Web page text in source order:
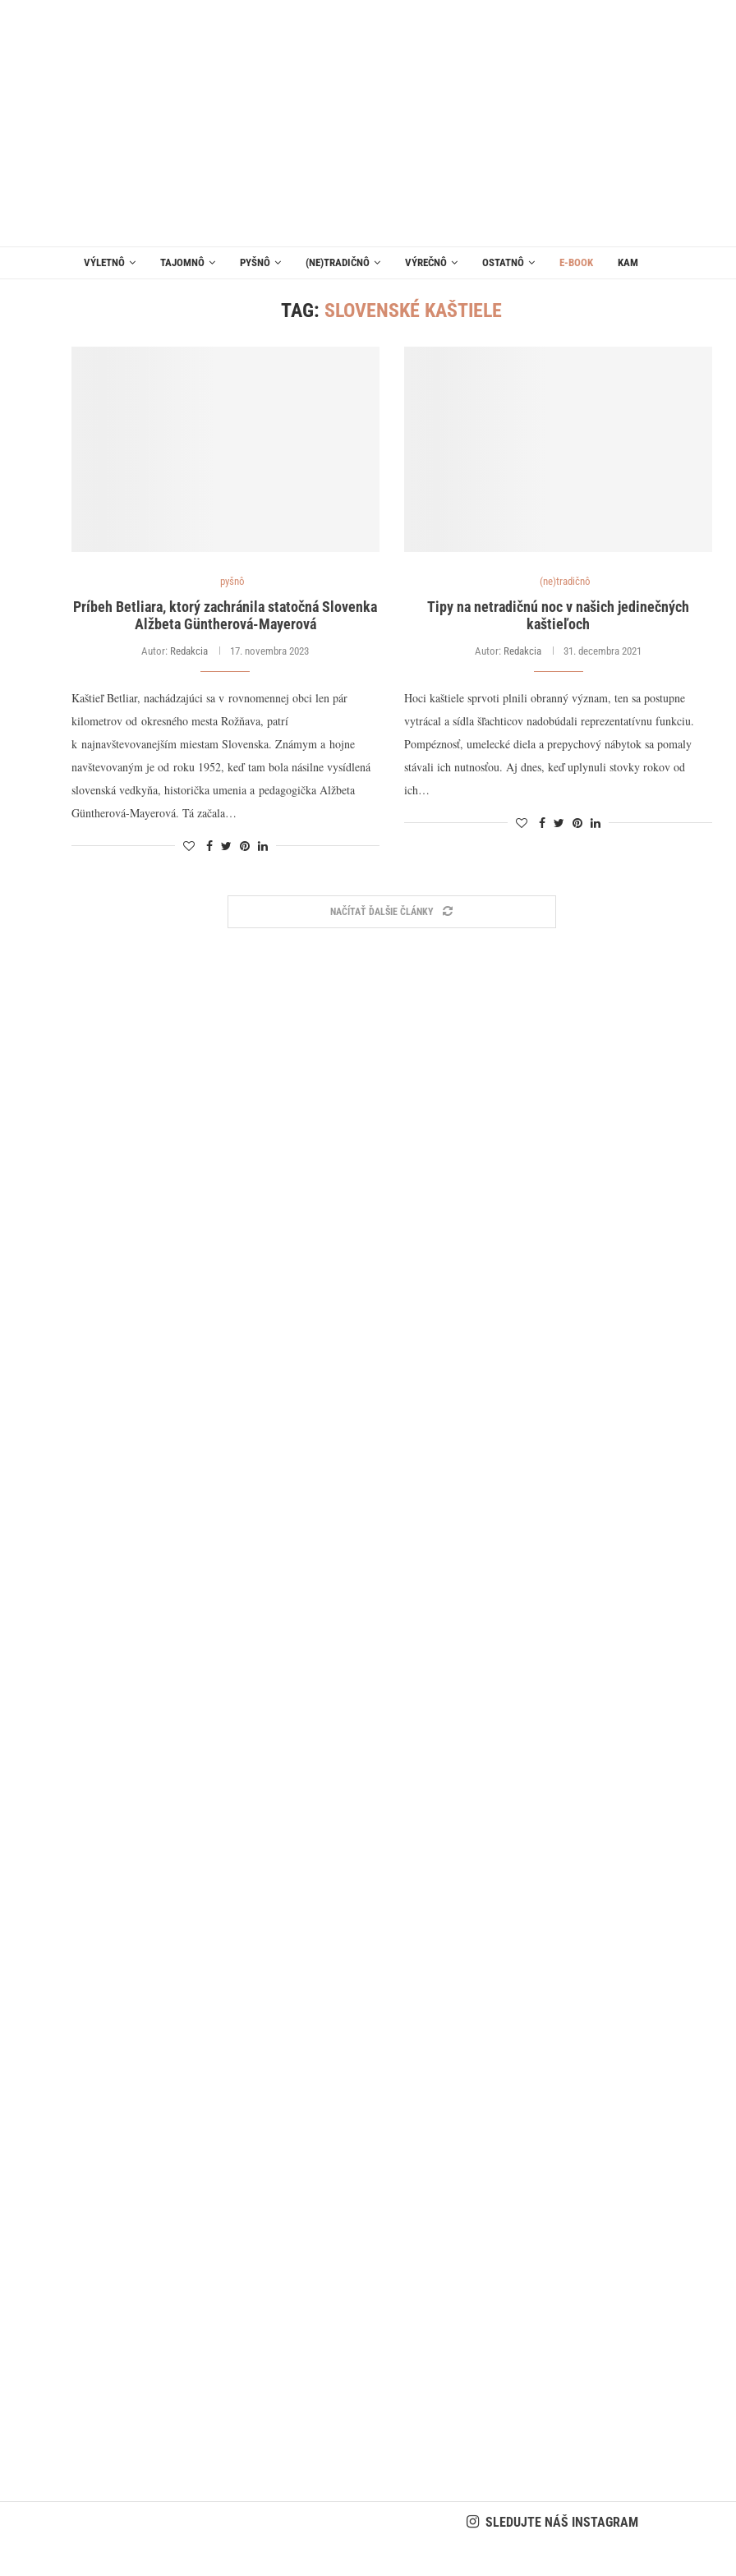
VÝLETNÔ TAJOMNÔ PYŠNÔ (NE)TRADIČNÔ VÝREČNÔ OSTATNÔ E-BOOK KAM
TAG: SLOVENSKÉ KAŠTIELE
pyšnô
Príbeh Betliara, ktorý zachránila statočná Slovenka
Alžbeta Güntherová-Mayerová
Autor: Redakcia 17. novembra 2023
Kaštieľ Betliar, nachádzajúci sa v rovnomennej obci len pár
kilometrov od okresného mesta Rožňava, patrí
k najnavštevovanejším miestam Slovenska. Známym a hojne
navštevovaným je od roku 1952, keď tam bola násilne vysídlená
slovenská vedkyňa, historička umenia a pedagogička Alžbeta
Güntherová-Mayerová. Tá začala…
(ne)tradičnô
Tipy na netradičnú noc v našich jedinečných
kaštieľoch
Autor: Redakcia 31. decembra 2021
Hoci kaštiele sprvoti plnili obranný význam, ten sa postupne
vytrácal a sídla šľachticov nadobúdali reprezentatívnu funkciu.
Pompéznosť, umelecké diela a prepychový nábytok sa pomaly
stávali ich nutnosťou. Aj dnes, keď uplynuli stovky rokov od
ich…
NAČÍTAŤ ĎALŠIE ČLÁNKY
SLEDUJTE NÁŠ INSTAGRAM